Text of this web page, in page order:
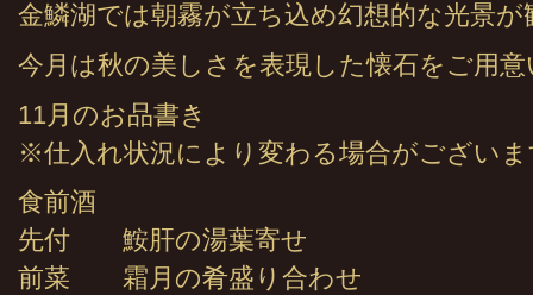
金鱗湖では朝霧が立ち込め幻想的な光景
今月は秋の美しさを表現した懐石をご用
11月のお品書き
※仕入れ状況により変わる場合がござい
食前酒
先付 鮟肝の湯葉寄せ
前菜 霜月の肴盛り合わせ